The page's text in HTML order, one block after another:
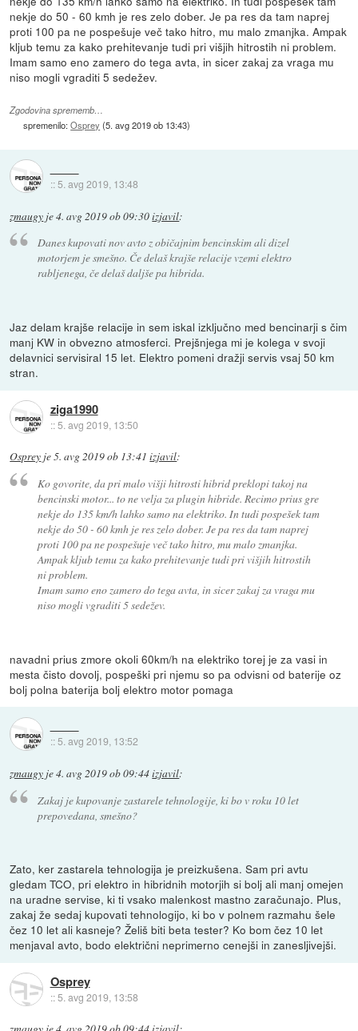
nekje do 50 - 60 kmh je res zelo dober. Je pa res da tam naprej
proti 100 pa ne pospešuje več tako hitro, mu malo zmanjka. Ampak
kljub temu za kako prehitevanje tudi pri višjih hitrostih ni problem.
Imam samo eno zamero do tega avta, in sicer zakaj za vraga mu
niso mogli vgraditi 5 sedežev.
Zgodovina sprememb…
spremenilo:Osprey (5. avg 2019 ob 13:43)
:: 5. avg 2019, 13:48
zmaugy je4. avg 2019 ob 09:30izjavil:
Danes kupovati nov avto z običajnim bencinskim ali dizel
motorjem je smešno. Če delaš krajše relacije vzemi elektro
rabljenega, če delaš daljše pa hibrida.
Jaz delam krajše relacije in sem iskal izključno med bencinarji s čim
manj KW in obvezno atmosferci. Prejšnjega mi je kolega v svoji
delavnici servisiral 15 let. Elektro pomeni dražji servis vsaj 50 km
stran.
ziga1990
::5. avg 2019, 13:50
Osprey je5. avg 2019 ob 13:41 izjavil:
Ko govorite, da pri malo višji hitrosti hibrid preklopi takoj na
bencinski motor... to ne velja za plugin hibride. Recimo prius gre
nekje do 135 km/h lahko samo na elektriko. In tudi pospešek tam
nekje do 50 - 60 kmh je res zelo dober. Je pa res da tam naprej
proti 100 pa ne pospešuje več tako hitro, mu malo zmanjka.
Ampak kljub temu za kako prehitevanje tudi pri višjih hitrostih
ni problem.
Imam samo eno zamero do tega avta, in sicer zakaj za vraga mu
niso mogli vgraditi 5 sedežev.
navadni prius zmore okoli 60km/h na elektriko torej je za vasi in
mesta čisto dovolj, pospeški pri njemu so pa odvisni od baterije oz
bolj polna baterija bolj elektro motor pomaga
:: 5. avg 2019, 13:52
zmaugy je4. avg 2019 ob 09:44izjavil:
Zakaj je kupovanje zastarele tehnologije, ki bo v roku 10 let
prepovedana, smešno?
Zato, ker zastarela tehnologija je preizkušena. Sam pri avtu
gledam TCO, pri elektro in hibridnih motorjih si bolj ali manj omejen
na uradne servise, ki ti vsako malenkost mastno zaračunajo. Plus,
zakaj že sedaj kupovati tehnologijo, ki bo v polnem razmahu šele
čez 10 let ali kasneje? Želiš biti beta tester? Ko bom čez 10 let
menjaval avto, bodo električni neprimerno cenejši in zanesljivejši.
Osprey
::5. avg 2019, 13:58